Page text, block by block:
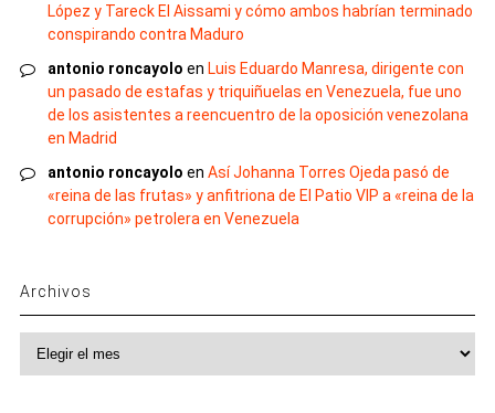
López y Tareck El Aissami y cómo ambos habrían terminado
conspirando contra Maduro
antonio roncayolo en Luis Eduardo Manresa, dirigente con
un pasado de estafas y triquiñuelas en Venezuela, fue uno
de los asistentes a reencuentro de la oposición venezolana
en Madrid
antonio roncayolo en Así Johanna Torres Ojeda pasó de
«reina de las frutas» y anfitriona de El Patio VIP a «reina de la
corrupción» petrolera en Venezuela
Archivos